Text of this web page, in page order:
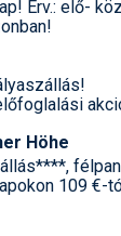
Érv.: elő-
Höhe
109 €-